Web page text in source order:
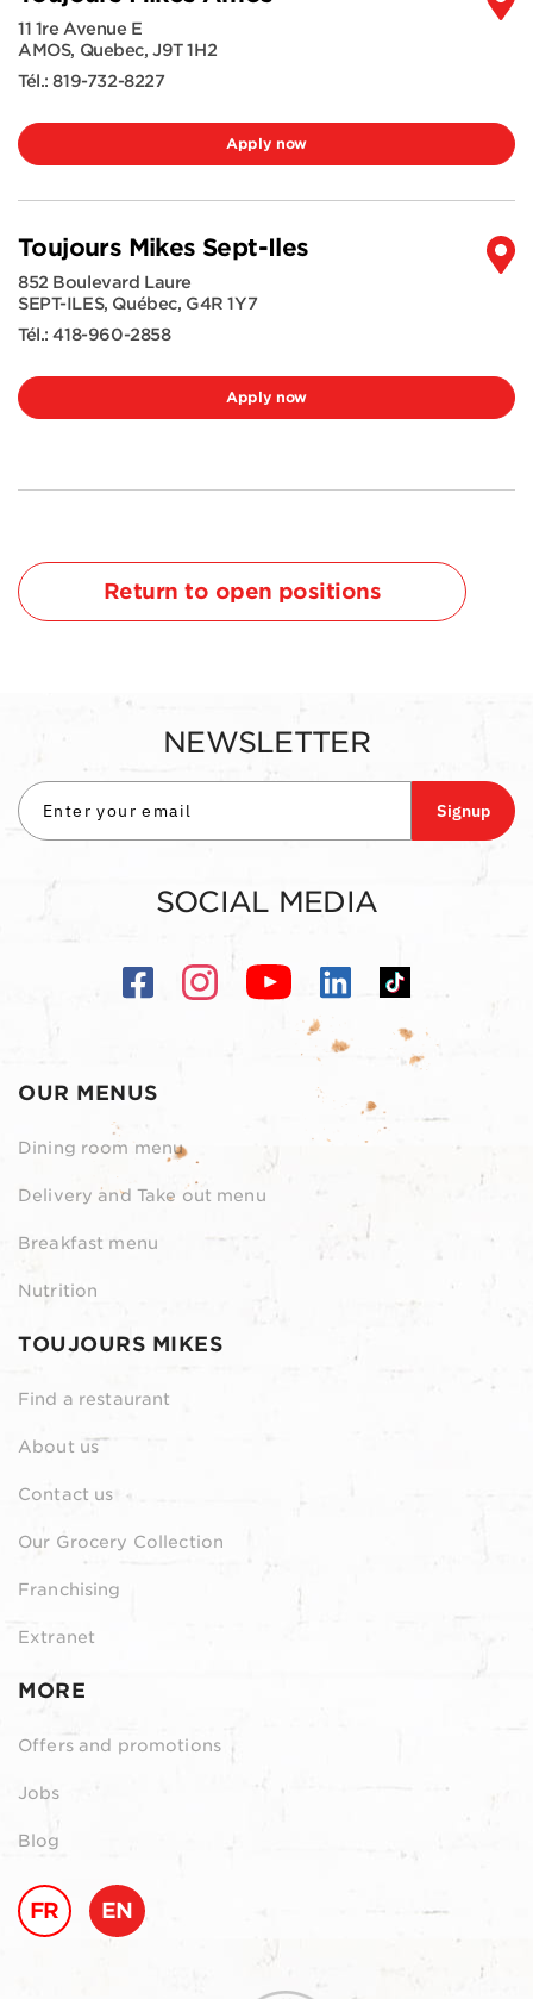
11 1re Avenue E
AMOS, Quebec,J9T 1H2
Tél.:819-732-8227
Apply now
Toujours Mikes Sept-Iles
852 Boulevard Laure
SEPT-ILES, Québec, G4R 1Y7
Tél.:418-960-2858
Apply now
Return to open positions
OUR MENUS
Dining room menu
Delivery and Take out menu
Breakfast menu
Nutrition
TOUJOURS MIKES
Find a restaurant
About us
Contact us
Our Grocery Collection
Franchising
Extranet
MORE
Offers and promotions
Jobs
Blog
FR EN
NEWSLETTER
Signup
SOCIAL MEDIA